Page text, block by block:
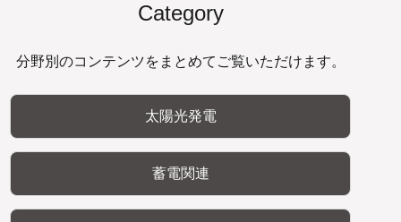
Category
分野別のコンテンツをまとめてご覧いただけます。
太陽光発電
蓄電関連